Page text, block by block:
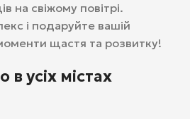
на свіжому повітрі.
і подаруйте вашій
щастя та розвитку!
усіх містах